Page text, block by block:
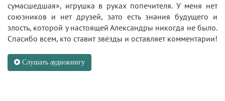
сумасшедшая», игрушка в руках попечителя. У меня нет
союзников и нет друзей, зато есть знания будущего и
злость, которой у настоящей Александры никогда не было.
Спасибо всем, кто ставит звёзды и оставляет комментарии!
Слушать аудиокнигу